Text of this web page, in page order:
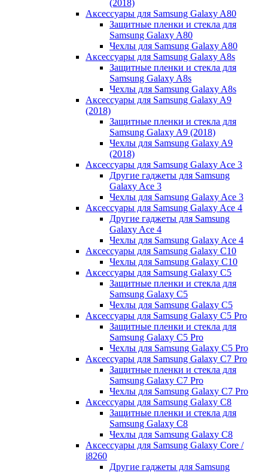
(2018)
Аксессуары для Samsung Galaxy A80
Защитные пленки и стекла для
Samsung Galaxy A80
Чехлы для Samsung Galaxy A80
Аксессуары для Samsung Galaxy A8s
Защитные пленки и стекла для
Samsung Galaxy A8s
Чехлы для Samsung Galaxy A8s
Аксессуары для Samsung Galaxy A9
(2018)
Защитные пленки и стекла для
Samsung Galaxy A9 (2018)
Чехлы для Samsung Galaxy A9
(2018)
Аксессуары для Samsung Galaxy Ace 3
Другие гаджеты для Samsung
Galaxy Ace 3
Чехлы для Samsung Galaxy Ace 3
Аксессуары для Samsung Galaxy Ace 4
Другие гаджеты для Samsung
Galaxy Ace 4
Чехлы для Samsung Galaxy Ace 4
Аксессуары для Samsung Galaxy C10
Чехлы для Samsung Galaxy C10
Аксессуары для Samsung Galaxy C5
Защитные пленки и стекла для
Samsung Galaxy C5
Чехлы для Samsung Galaxy C5
Аксессуары для Samsung Galaxy C5 Pro
Защитные пленки и стекла для
Samsung Galaxy C5 Pro
Чехлы для Samsung Galaxy C5 Pro
Аксессуары для Samsung Galaxy C7 Pro
Защитные пленки и стекла для
Samsung Galaxy C7 Pro
Чехлы для Samsung Galaxy C7 Pro
Аксессуары для Samsung Galaxy C8
Защитные пленки и стекла для
Samsung Galaxy C8
Чехлы для Samsung Galaxy C8
Аксессуары для Samsung Galaxy Core /
i8260
Другие гаджеты для Samsung